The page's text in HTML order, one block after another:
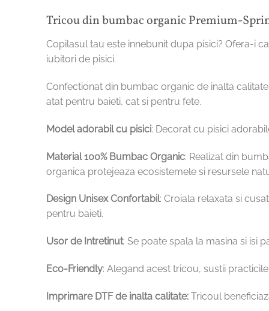
Tricou din bumbac organic Premium-
Copilasul tau este innebunit dupa pisici? Ofera-i
iubitori de pisici.
Confectionat din bumbac organic de inalta
atat pentru baieti, cat si pentru fete.
Model adorabil cu pisici: Decorat cu pisici
Material 100% Bumbac Organic: Realizat din
organica protejeaza ecosistemele si resursele
Design Unisex Confortabil: Croiala relaxata si
pentru baieti.
Usor de Intretinut: Se poate spala la masina si isi
Eco-Friendly: Alegand acest tricou, sustii
Imprimare DTF de inalta calitate: Tricoul